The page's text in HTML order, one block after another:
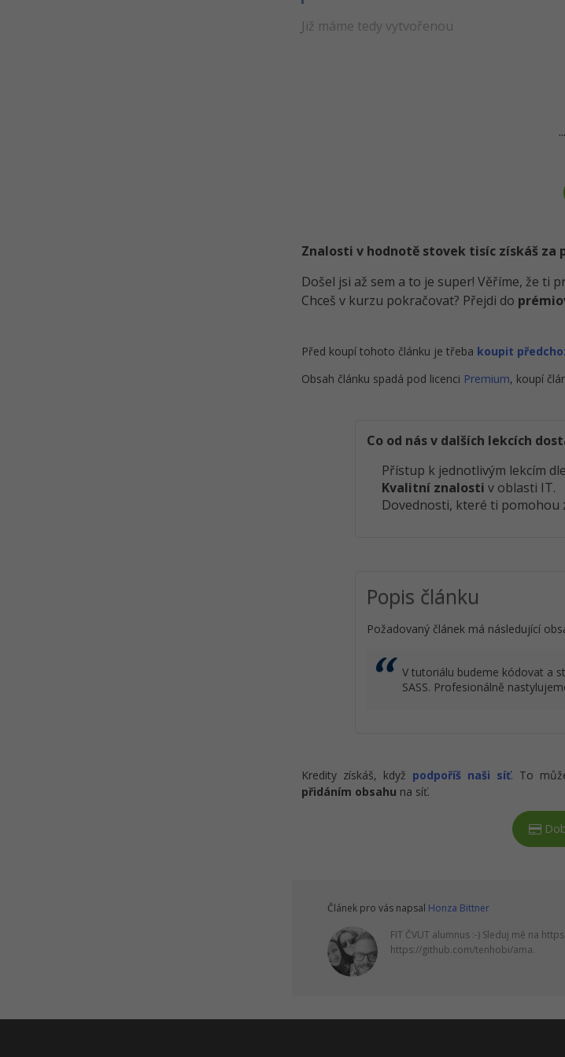
Již máme tedy vytvořenou
Znalosti v hodnotě stovek tisíc získáš za
Došel jsi až sem a to je super! Věříme, že ti
Chceš v kurzu pokračovat? Přejdi do
Před koupí tohoto článku je třeba koupit
Obsah článku spadá pod licenci Premium, koupí
Co od nás v dalších lekcích
Přístup k jednotlivým lekcím
Kvalitní znalosti v oblasti IT.
Dovednosti, které ti pomohou
Popis článku
Požadovaný článek má následující
V tutoriálu budeme kódovat a
SASS. Profesionálně
Kredity získáš, když podpoříš naši síť. To
přidáním obsahu na síť.
Článek pro vás napsal Honza Bittner
FIT ČVUT alumnus :-) Sleduj mě na
https://github.com/tenhobi/ama.